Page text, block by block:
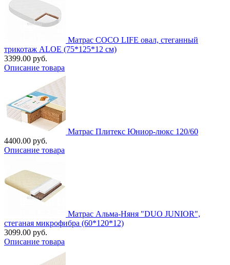
Матрас COCO LIFE овал, стеганный
трикотаж ALOE (75*125*12 см)
3399.00 руб.
Описание товара
Матрас Плитекс Юниор-люкс 120/60
4400.00 руб.
Описание товара
Матрас Альма-Няня "DUO JUNIOR",
стеганая микрофибра (60*120*12)
3099.00 руб.
Описание товара